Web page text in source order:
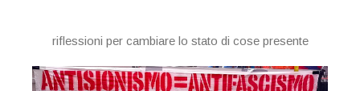
contenutoriflessioni per cambiare lo stato di cose presente